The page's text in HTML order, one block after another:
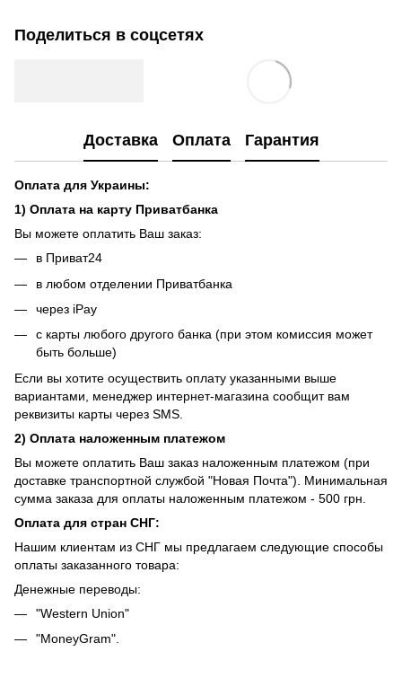
Поделиться в соцсетях
Доставка Оплата Гарантия
Оплата для Украины:
1) Оплата на карту Приватбанка
Вы можете оплатить Ваш заказ:
в Приват24
в любом отделении Приватбанка
через iPay
с карты любого другого банка (при этом комиссия может
быть больше)
Если вы хотите осуществить оплату указанными выше
вариантами, менеджер интернет-магазина сообщит вам
реквизиты карты через SMS.
2) Оплата наложенным платежом
Вы можете оплатить Ваш заказ наложенным платежом (при
доставке транспортной службой "Новая Почта"). Минимальная
сумма заказа для оплаты наложенным платежом - 500 грн.
Оплата для стран СНГ:
Нашим клиентам из СНГ мы предлагаем следующие способы
оплаты заказанного товара:
Денежные переводы:
"Western Union"
"MoneyGram".